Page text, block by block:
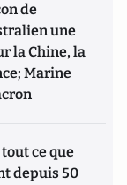
de
une
la Chine, la
Marine
ce que
depuis 50